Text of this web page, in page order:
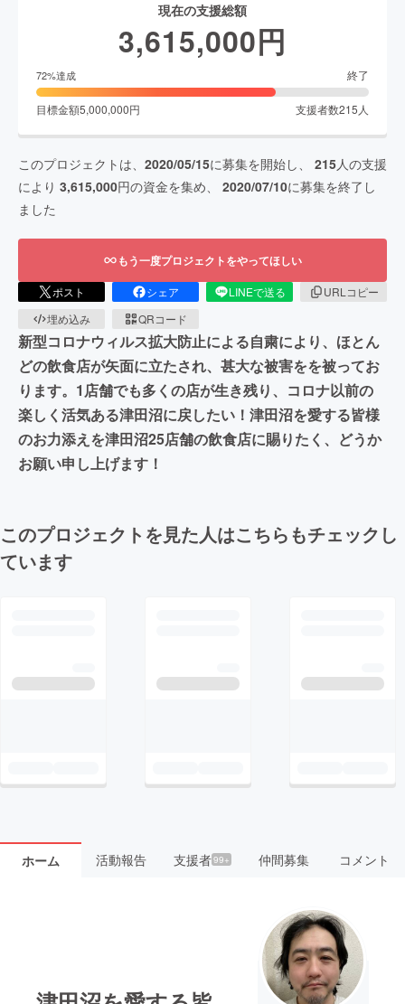
現在の支援総額
3,615,000円
72%達成 終了
目標金額5,000,000円 支援者数215 人
このプロジェクトは、 2020/05/15に募集を開始し、 215人の支援
により 3,615,000円の資金を集め、 2020/07/10に募集を終了し
ました
もう一度プロジェクトをやってほしい
ポスト シェア LINEで送る
URLコピー
埋め込み
QRコード
新型コロナウィルス拡大防止による自粛により、ほとん
どの飲食店が矢面に立たされ、甚大な被害をを被ってお
ります。1店舗でも多くの店が生き残り、コロナ以前の
楽しく活気ある津田沼に戻したい！津田沼を愛する皆様
のお力添えを津田沼25店舗の飲食店に賜りたく、どうか
お願い申し上げます！
このプロジェクトを見た人はこちらもチェックし
ています
ホーム 活動報告 支援者99+ 仲間募集 コメント